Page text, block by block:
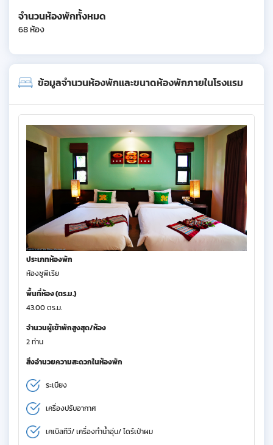
จำนวนห้องพักทั้งหมด
68 ห้อง
ข้อมูลจำนวนห้องพักและขนาดห้องพักภายในโรงแรม
ประเภทห้องพัก
ห้องซูพีเรีย
พื้นที่ห้อง (ตร.ม.)
43.00 ตร.ม.
จำนวนผู้เข้าพักสูงสุด/ห้อง
2 ท่าน
สิ่งอำนวยความสะดวกในห้องพัก
ระเบียง
เครื่องปรับอากาศ
เคเบิลทีวี/ เครื่องทำน้ำอุ่น/ ไดร์เป่าผม